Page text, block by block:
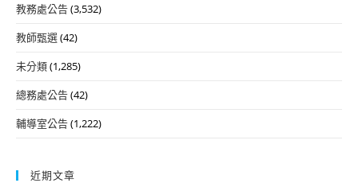
教務處公告(3,532)
教師甄選(42)
未分類(1,285)
總務處公告(42)
輔導室公告(1,222)
近期文章